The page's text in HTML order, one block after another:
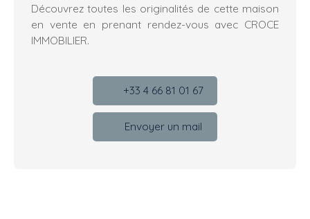
Découvrez toutes les originalités de cette maison
en vente en prenant rendez-vous avec CROCE
IMMOBILIER.
+33 4 66 81 01 67
Envoyer un mail